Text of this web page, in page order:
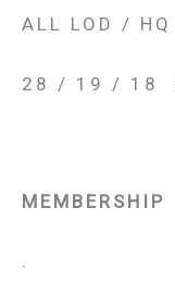
ALL LOD / HQ
28 / 19 / 18
MEMBERSHIP
.